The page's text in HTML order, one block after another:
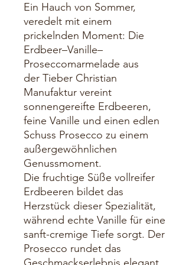
Ein Hauch von Sommer,
veredelt mit einem
prickelnden Moment: Die
Erdbeer–Vanille–
Proseccomarmelade aus
der Tieber Christian
Manufaktur vereint
sonnengereifte Erdbeeren,
feine Vanille und einen edlen
Schuss Prosecco zu einem
außergewöhnlichen
Genussmoment.
Die fruchtige Süße vollreifer
Erdbeeren bildet das
Herzstück dieser Spezialität,
während echte Vanille für eine
sanft-cremige Tiefe sorgt. Der
Prosecco rundet das